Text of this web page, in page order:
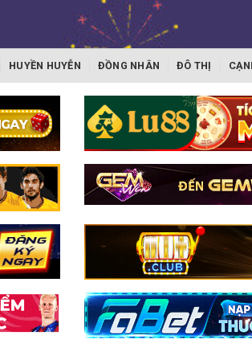
HUYỀN HUYỄN ĐỒNG NHÂN ĐÔ THỊ